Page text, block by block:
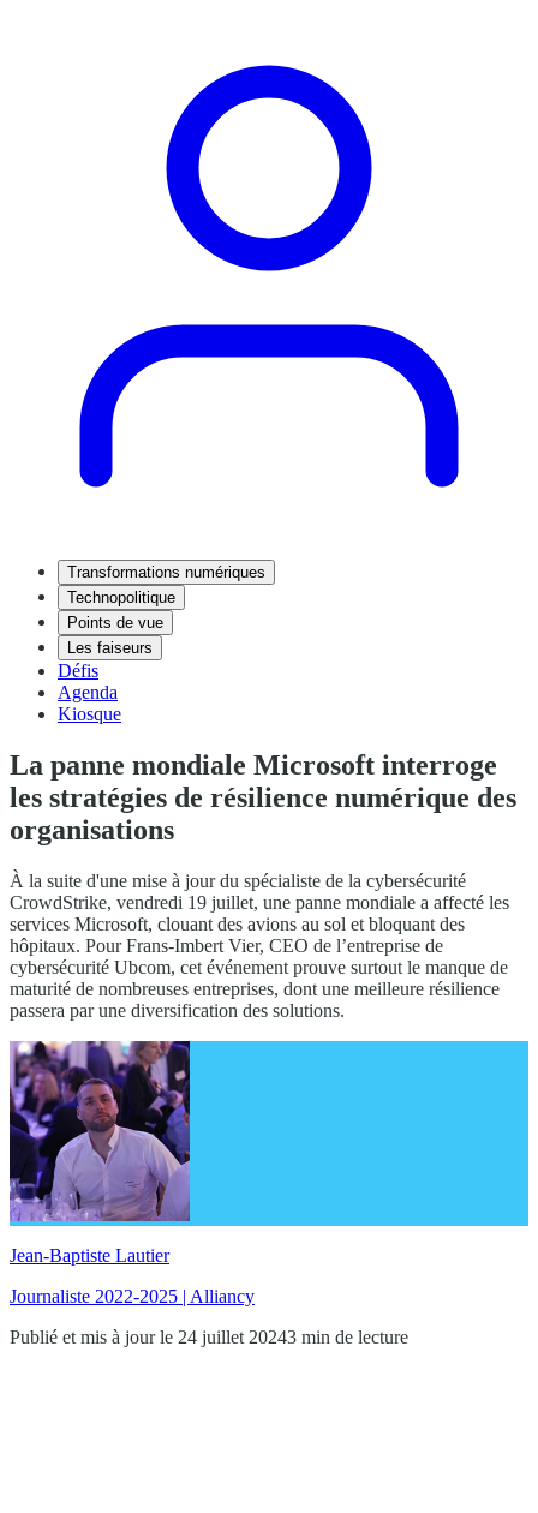
Transformations numériques
Technopolitique
Points de vue
Les faiseurs
Défis
Agenda
Kiosque
La panne mondiale Microsoft interroge
les stratégies de résilience numérique des
organisations
À la suite d'une mise à jour du spécialiste de la cybersécurité
CrowdStrike, vendredi 19 juillet, une panne mondiale a affecté les
services Microsoft, clouant des avions au sol et bloquant des
hôpitaux. Pour Frans-Imbert Vier, CEO de l’entreprise de
cybersécurité Ubcom, cet événement prouve surtout le manque de
maturité de nombreuses entreprises, dont une meilleure résilience
passera par une diversification des solutions.
Jean-Baptiste Lautier
Journaliste 2022-2025 | Alliancy
Publié et mis à jour le 24 juillet 20243 min de lecture